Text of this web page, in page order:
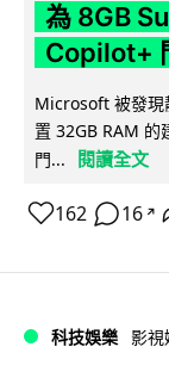
為 8GB
Copilot+
Microsoft 被發現
置 32GB RAM 的
門...
閱讀全文
162 16 ↗
科技娛樂 影視